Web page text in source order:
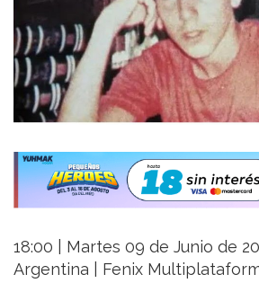
18:00 | Martes 09 de Junio de
Argentina | Fenix